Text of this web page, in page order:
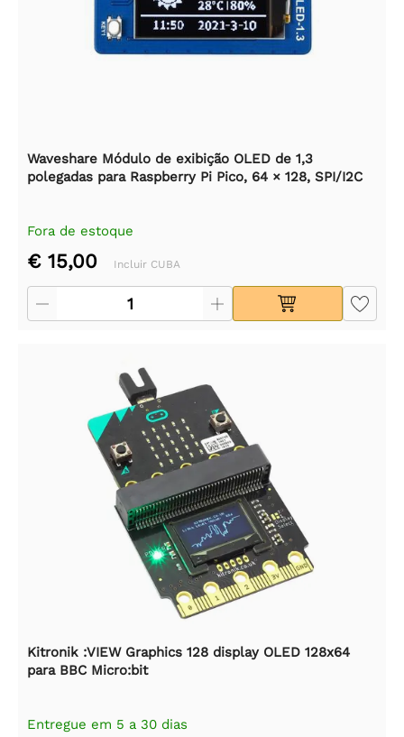
Waveshare Módulo de exibição OLED de 1,3
polegadas para Raspberry Pi Pico, 64 × 128, SPI/I2C
Fora de estoque
€ 15,00 Incluir CUBA
Kitronik :VIEW Graphics 128 display OLED 128x64
para BBC Micro:bit
Entregue em 5 a 30 dias